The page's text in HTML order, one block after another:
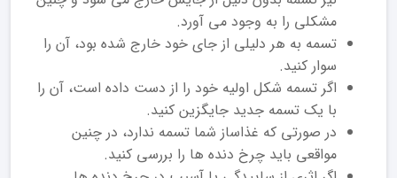
مشکلی را به وجود می ‌آورد.
تسمه به هر دلیلی از جای خود خارج ‌شده بود، آن را
سوار کنید.
اگر تسمه شکل اولیه خود را از دست داده است، آن را
با یک تسمه جدید جایگزین کنید.
در صورتی که غذاساز شما تسمه ندارد، در چنین
مواقعی باید چرخ‌ دنده‌ ها را بررسی کنید.